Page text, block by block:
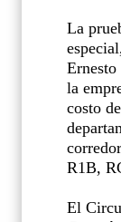
La
la
costo
R1B,
El